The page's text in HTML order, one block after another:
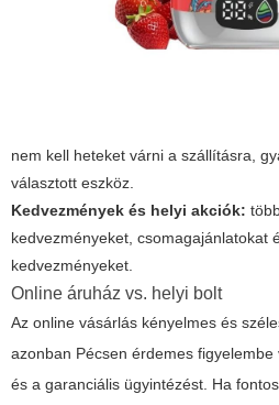
nem kell heteket várni a szállításra,
választott eszköz.
Kedvezmények és helyi akciók:
kedvezményeket, csomagajánlatokat
kedvezményeket.
Online áruház vs. helyi bolt
Az online vásárlás kényelmes és
azonban Pécsen érdemes
és a garanciális ügyintézést. Ha